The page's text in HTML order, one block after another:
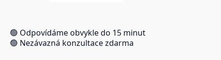
🟢 Odpovídáme obvykle do 15 minut
🟢 Nezávazná konzultace zdarma